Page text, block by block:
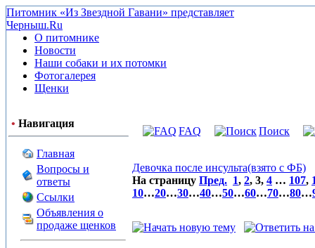
Питомник «Из Звездной Гавани» представляет
Черныш.Ru
О питомнике
Новости
Наши собаки и их потомки
Фотогалерея
Щенки
• Навигация
Главная
Вопросы и
ответы
Ссылки
Объявления о
продаже щенков
FAQ Поиск
Девочка после инсульта(взято с ФБ)
На страницу Пред. 1, 2, 3, 4 … 107,
10…20…30…40…50…60…70…80…